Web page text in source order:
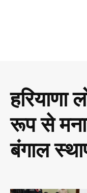
हरियाणा
रूप से
बंगाल